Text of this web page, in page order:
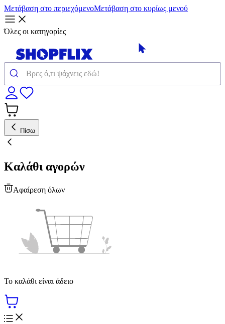
Μετάβαση στο περιεχόμενοΜετάβαση στο κυρίως μενού
Όλες οι κατηγορίες
Πίσω
Καλάθι αγορών
Αφαίρεση όλων
Το καλάθι είναι άδειο